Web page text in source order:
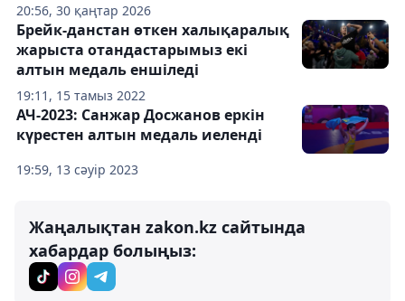
20:56, 30 қаңтар 2026
19:11, 15 тамыз 2022
Брейк-данстан өткен халықаралық
жарыста отандастарымыз екі
алтын медаль еншіледі
19:59, 13 сәуір 2023
АЧ-2023: Санжар Досжанов еркін
күрестен алтын медаль иеленді
Жаңалықтан zakon.kz сайтында
хабардар болыңыз: